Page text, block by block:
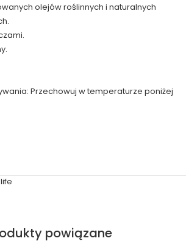
olejów roślinnych i naturalnych
Przechowuj w temperaturze poniżej
powiązane